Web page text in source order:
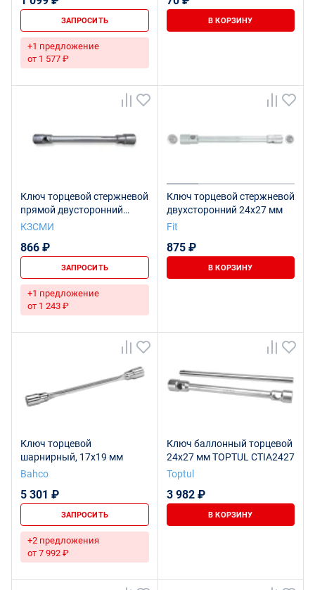
ЗАПРОСИТЬ
+1 предложение
от 1 577 ₽
В КОРЗИНУ
Ключ торцевой стержневой
прямой двусторонний
27х38 (Урал) Ц15хр.бцв.
КЗСМИ
866 ₽
ЗАПРОСИТЬ
+1 предложение
от 1 243 ₽
Ключ торцевой стержневой
двухсторонний 24х27 мм
Fit
875 ₽
В КОРЗИНУ
Ключ торцевой
шарнирный, 17х19 мм
Bahco
5 301 ₽
ЗАПРОСИТЬ
+2 предложения
от 7 992 ₽
Ключ баллонный торцевой
24х27 мм TOPTUL CTIA2427
Toptul
3 982 ₽
В КОРЗИНУ